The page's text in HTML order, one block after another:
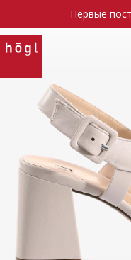
Первые